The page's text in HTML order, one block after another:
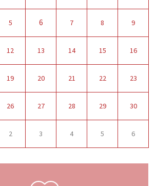
5 6 7 8 9
12 13 14 15 16
19 20 21 22 23
26 27 28 29 30
2 3 4 5 6